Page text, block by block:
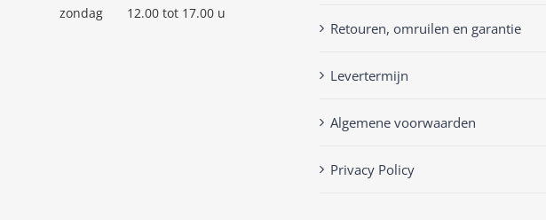
zondag
12.00 tot 17.00 u
Retouren, omruilen en garantie
Levertermijn
Algemene voorwaarden
Privacy Policy